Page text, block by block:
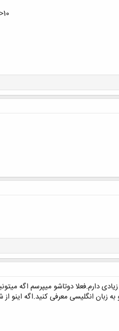
دارم.فعلا دوتاشو میپرسم اگه
میگن که خودتون رو به زبان انگلیسی معرفی